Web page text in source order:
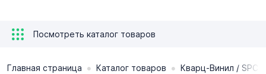
Посмотреть каталог товаров
Главная страница • Каталог товаров • Кварц-Винил / SPC